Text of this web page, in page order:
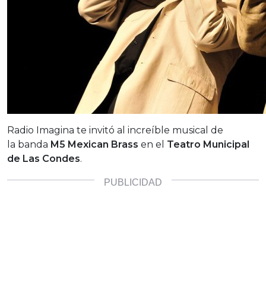
Radio Imagina te invitó al increíble musical de
la banda M5 Mexican Brass en el Teatro Municipal
de Las Condes.